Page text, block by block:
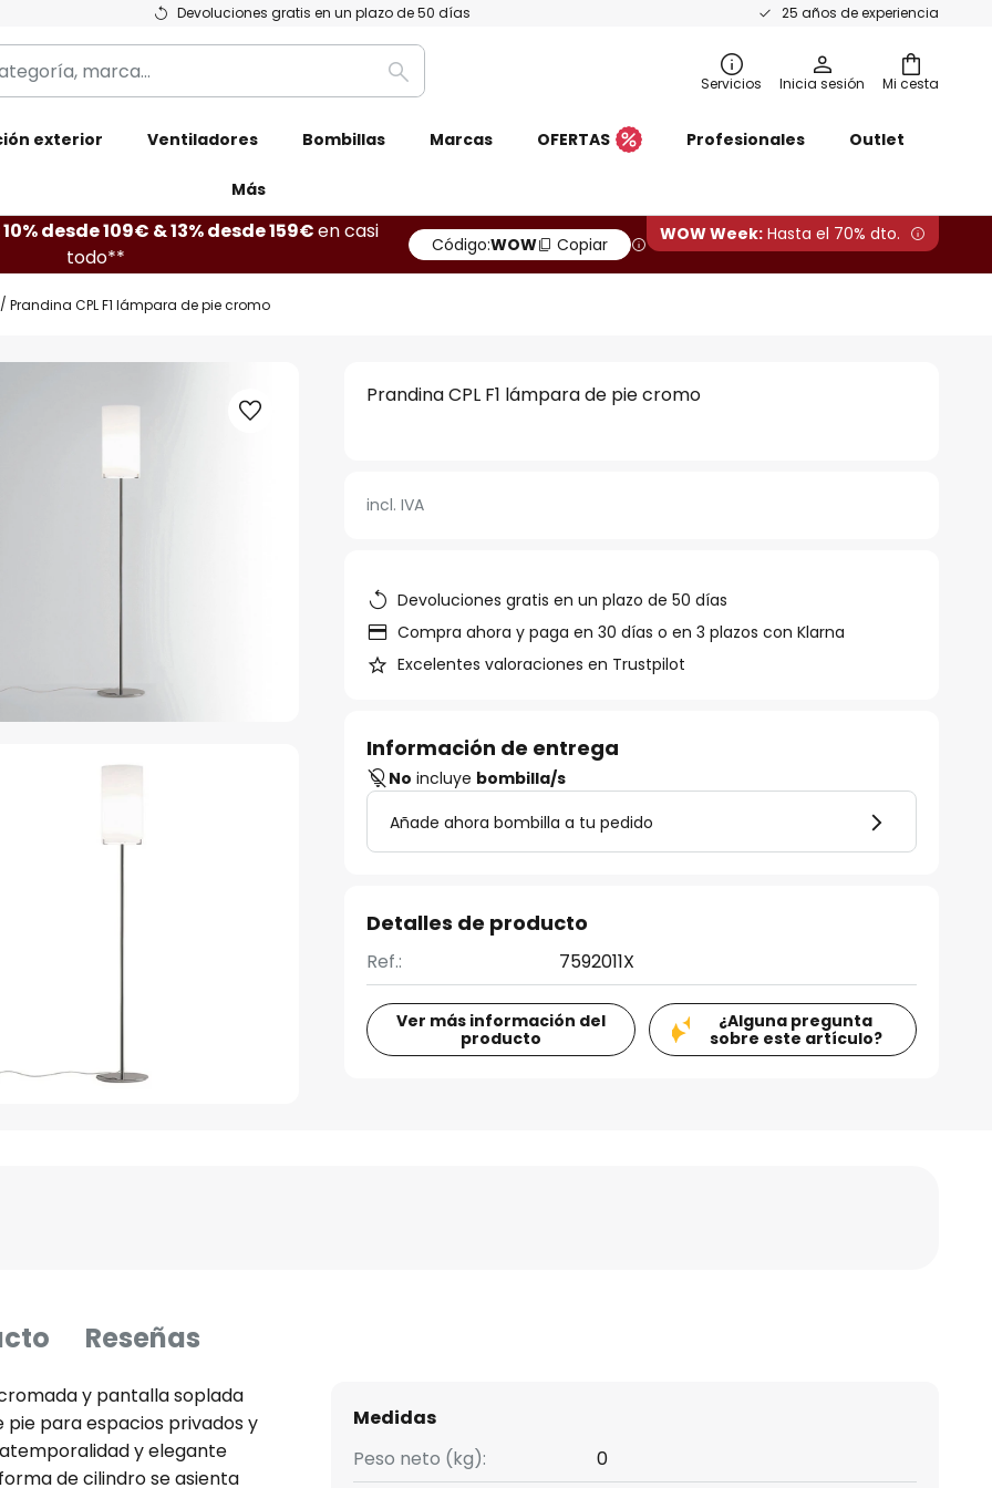
Devoluciones gratis en un plazo de 50 días 25 años de experiencia
Mi cesta
Buscar Servicios Inicia sesión
exterior Ventiladores Bombillas Marcas OFERTAS Profesionales Outlet
Más
10% desde 109€ & 13% desde 159€en casi
todo**
Código:WOW Copiar WOW Week: Hasta el 70% dto.
Prandina CPL F1 lámpara de pie cromo
Prandina CPL F1 lámpara de pie cromo
incl. IVA
Devoluciones gratis en un plazo de 50 días
Compra ahora y paga en 30 días o en 3 plazos con Klarna
Excelentes valoraciones en Trustpilot
Información de entrega
No incluye bombilla/s
Añade ahora bombilla a tu pedido
Detalles de producto
Ref.: 7592011X
Ver más información del
producto
¿Alguna pregunta
sobre este artículo?
Reseñas
y pantalla soplada
pie para espacios privados y
y elegante
de cilindro se asienta
Medidas
Peso neto (kg):
0